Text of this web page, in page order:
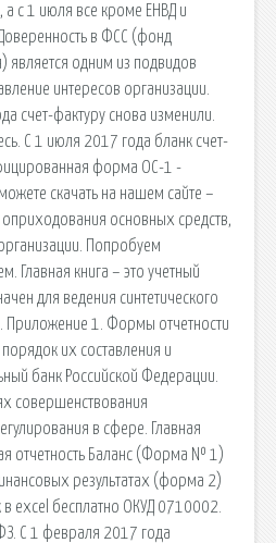
с 1 июля все кроме ЕНВД и
в ФСС (фонд
является одним из подвидов
интересов организации.
счет-фактуру снова изменили.
С 1 июля 2017 года бланк счет-
форма ОС-1 -
скачать на нашем сайте –
основных средств,
Попробуем
Главная книга – это учетный
для ведения синтетического
Приложение 1. Формы отчетности
их составления и
банк Российской Федерации.
совершенствования
в сфере. Главная
отчетность Баланс (Форма № 1)
результатах (форма 2)
excel бесплатно ОКУД 0710002.
С 1 февраля 2017 года